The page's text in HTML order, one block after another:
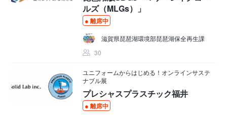
ルズ（MLGs）」
離席中
滋賀県琵琶湖環境部琵琶湖保全再生課
30
ユニフォームからはじめる！オンラインサステ
ナブル展
プレシャスプラスチック福井
離席中